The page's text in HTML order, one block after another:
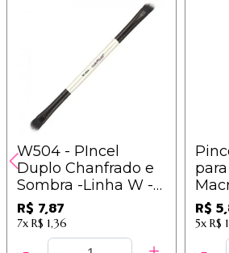
W504 - PIncel
Duplo Chanfrado e
Sombra -Linha W -
Macrilan
R$ 7,87
7x R$ 1,36
R$
5x R$